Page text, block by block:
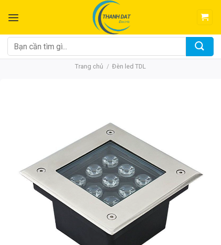
đến
dung
Tìm
kiếm:
Trang chủ / Đèn led TDL